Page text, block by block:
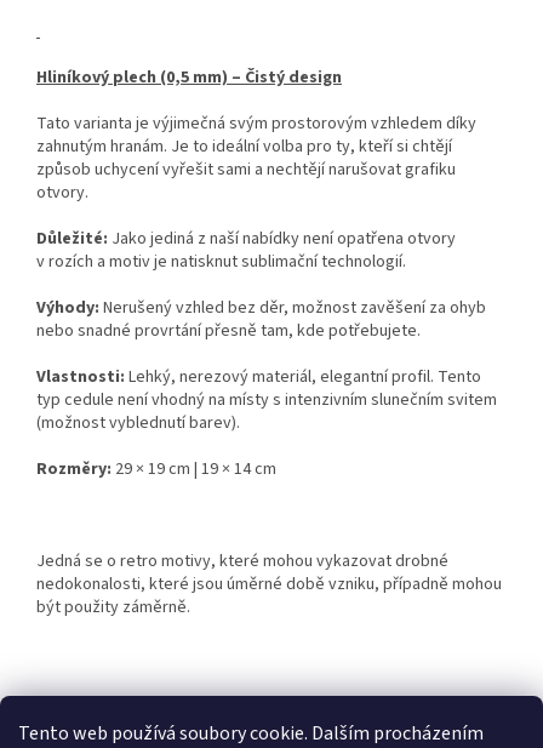
Tento web používá soubory cookie. Dalším procházením
Hliníkový plech (0,5 mm) – Čistý design
Tato varianta je výjimečná svým prostorovým vzhledem díky
zahnutým hranám. Je to ideální volba pro ty, kteří si chtějí
způsob uchycení vyřešit sami a nechtějí narušovat grafiku
otvory.
Důležité: Jako jediná z naší nabídky není opatřena otvory
v rozích a motiv je natisknut sublimační technologií.
Výhody: Nerušený vzhled bez děr, možnost zavěšení za ohyb
nebo snadné provrtání přesně tam, kde potřebujete.
Vlastnosti: Lehký, nerezový materiál, elegantní profil. Tento
typ cedule není vhodný na místy s intenzivním slunečním svitem
(možnost vyblednutí barev).
Rozměry: 29 × 19 cm | 19 × 14 cm
Jedná se o retro motivy, které mohou vykazovat drobné
nedokonalosti, které jsou úměrné době vzniku, případně mohou
být použity záměrně.
Z
Retro-Darky.cz Krowki.cz